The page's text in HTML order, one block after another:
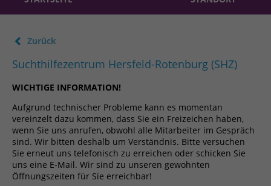
Zurück
Suchthilfezentrum Hersfeld-Rotenburg (SHZ)
WICHTIGE INFORMATION!
Aufgrund technischer Probleme kann es momentan
vereinzelt dazu kommen, dass Sie ein Freizeichen haben,
wenn Sie uns anrufen, obwohl alle Mitarbeiter im Gespräch
sind. Wir bitten deshalb um Verständnis. Bitte versuchen
Sie erneut uns telefonisch zu erreichen oder schicken Sie
uns eine E-Mail. Wir sind zu unseren gewohnten
Öffnungszeiten für Sie erreichbar!